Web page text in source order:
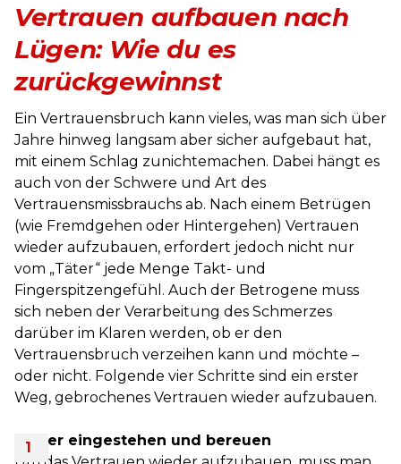
Vertrauen aufbauen nach
Lügen: Wie du es
zurückgewinnst
Ein Vertrauensbruch kann vieles, was man sich über
Jahre hinweg langsam aber sicher aufgebaut hat,
mit einem Schlag zunichtemachen. Dabei hängt es
auch von der Schwere und Art des
Vertrauensmissbrauchs ab. Nach einem Betrügen
(wie Fremdgehen oder Hintergehen) Vertrauen
wieder aufzubauen, erfordert jedoch nicht nur
vom „Täter“ jede Menge Takt- und
Fingerspitzengefühl. Auch der Betrogene muss
sich neben der Verarbeitung des Schmerzes
darüber im Klaren werden, ob er den
Vertrauensbruch verzeihen kann und möchte –
oder nicht. Folgende vier Schritte sind ein erster
Weg, gebrochenes Vertrauen wieder aufzubauen.
Fehler eingestehen und bereuen